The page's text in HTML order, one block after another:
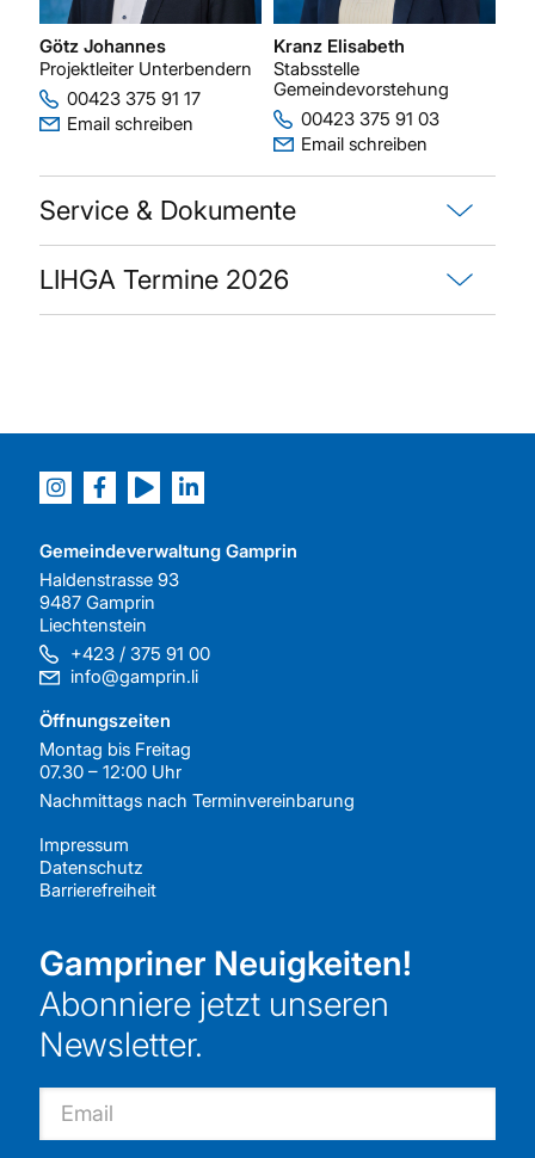
Götz Johannes
Projektleiter Unterbendern
00423 375 91 17
Email schreiben
Kranz Elisabeth
Stabsstelle
Gemeindevorstehung
00423 375 91 03
Email schreiben
Service & Dokumente
LIHGA Termine 2026
Gemeindeverwaltung Gamprin
Haldenstrasse 93
9487 Gamprin
Liechtenstein
+423 / 375 91 00
info@gamprin.li
Öffnungszeiten
Montag bis Freitag
07.30 – 12:00 Uhr
Nachmittags nach Terminvereinbarung
Impressum
Datenschutz
Barrierefreiheit
Gampriner Neuigkeiten!
Abonniere jetzt unseren
Newsletter.
Email